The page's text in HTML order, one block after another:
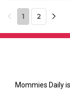
1 2
Mommies Daily